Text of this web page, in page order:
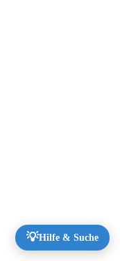
💡Hilfe & Suche